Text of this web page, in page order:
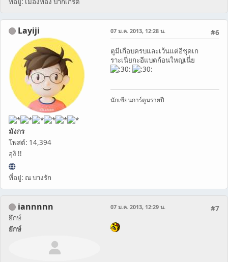
Layiji
มังกร
โพสต์: 14,394
อุงิ !!
ที่อยู่: ณ บางรัก
#6
07 ม.ค. 2013, 12:28 น.
ตูมีเกือบครบและเว้นแต่อีชุดเก
ราะเนี่ยกะอีแบตก้อนใหญ่เนี่ย
นักเขียนการ์ตูนรายปี
iannnnn
ยึกษ์
ยักษ์
#7
07 ม.ค. 2013, 12:29 น.